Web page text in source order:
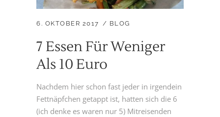
6. OKTOBER 2017 BLOG
7 Essen Für Weniger
Als 10 Euro
Nachdem hier schon fast jeder in irgendein
Fettnäpfchen getappt ist, hatten sich die 6
(ich denke es waren nur 5) Mitreisenden